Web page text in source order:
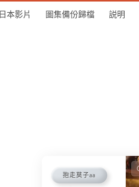
日本影片 圖集備份歸檔 説明
抱走莫子aa